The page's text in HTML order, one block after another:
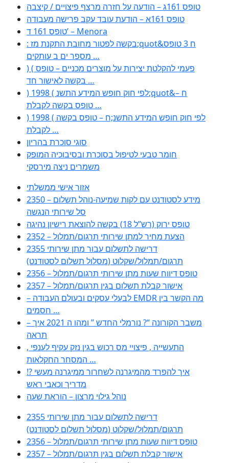
טופס 161ג – הודעה על חזרה מרצף פיצויים / קיצבה
טופס 161א – הודעת עובד עקב פרישה מעבודה
טופס 161 ד’ – Menora
: בקשה לפטור מחובת התקנת מז;quot&ח 3 טופס
מספר ים ב עותקים …
) ( פעמי להקלטת יצירות על מוצרים מכניים – טופס
בקשה לאישור חד …
) 1998 ( לפי חוק חופש המידע התשנ;quot&ח –
טופס בקשה לקבלת …
) 1998 ( לפי חוק חופש המידע התשנ;ח – טופס בקשה
לקבלת …
סוגי סוכרת בהריון
חומר טבעי לטיפול בסוכרת ובסיבוכיה המופק
משמרים ניצה מירסקי
אזור אישי ממשלתי
2350 – מידע לסטודנט עם לקות שמיעה-נוהל תשלום
סל שירותי הנגשה
טופס ירוק (רש”ל 18) בקשה להוצאת רישיון נהיגה
2352 – הצעת מחיר למתן שירותי תרגום/תמלול
2355 דרישה לתשלום עבור מתן שירותי
תרגום/תמלול/שקלוט (מסלול תשלום לסטודנט)
2356 – טופס דיווח שעות מתן שירותי תרגום/תמלול
2357 – אישור קבלת תשלום בגין תרגום/תמלול
– לבעלי עסקים ובעולם העבודה EMDR מה הקשר בין
חסמים …
– משבר הקורונה “? נורמלי החדש ” ומהו ה 2021 איך
תראה
, התעשייה , פיצויי מס רכוש בגין נזק עקיף לענפי
המסחר החקלאות …
!? איך להפרד מהמיגרנה לשחרור ממיגרנה מעשי
מדריך וכאבי ראש
נוהל גילוי מרצון – הוראת שעה
2355 דרישה לתשלום עבור מתן שירותי
תרגום/תמלול/שקלוט (מסלול תשלום לסטודנט)
2356 – טופס דיווח שעות מתן שירותי תרגום/תמלול
2357 – אישור קבלת תשלום בגין תרגום/תמלול